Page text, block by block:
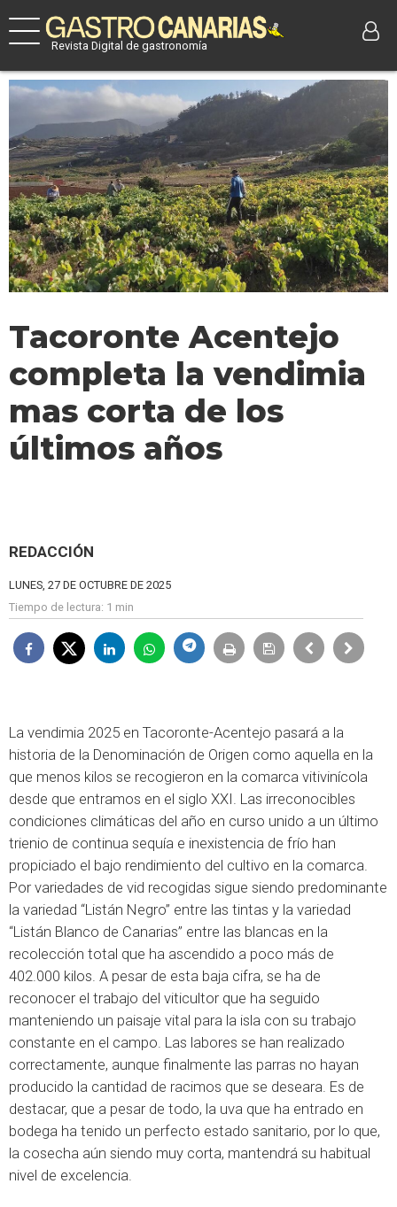
Revista Digital de gastronomía
Tacoronte Acentejo
completa la vendimia
mas corta de los
últimos años
REDACCIÓN
LUNES, 27 DE OCTUBRE DE 2025
Tiempo de lectura: 1 min
La vendimia 2025 en Tacoronte-Acentejo pasará a la
historia de la Denominación de Origen como aquella en la
que menos kilos se recogieron en la comarca vitivinícola
desde que entramos en el siglo XXI. Las irreconocibles
condiciones climáticas del año en curso unido a un último
trienio de continua sequía e inexistencia de frío han
propiciado el bajo rendimiento del cultivo en la comarca.
Por variedades de vid recogidas sigue siendo predominante
la variedad “Listán Negro” entre las tintas y la variedad
“Listán Blanco de Canarias” entre las blancas en la
recolección total que ha ascendido a poco más de
402.000 kilos. A pesar de esta baja cifra, se ha de
reconocer el trabajo del viticultor que ha seguido
manteniendo un paisaje vital para la isla con su trabajo
constante en el campo. Las labores se han realizado
correctamente, aunque finalmente las parras no hayan
producido la cantidad de racimos que se deseara. Es de
destacar, que a pesar de todo, la uva que ha entrado en
bodega ha tenido un perfecto estado sanitario, por lo que,
la cosecha aún siendo muy corta, mantendrá su habitual
nivel de excelencia.